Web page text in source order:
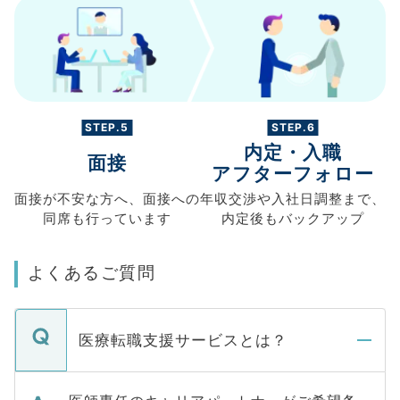
STEP.5
面接
面接が不安な方へ、 面接への
同席も行っています
STEP.6
内定・入職
アフターフォロー
年収交渉や入社日調整まで、
内定後もバックアップ
よくあるご質問
医療転職支援サービスとは？